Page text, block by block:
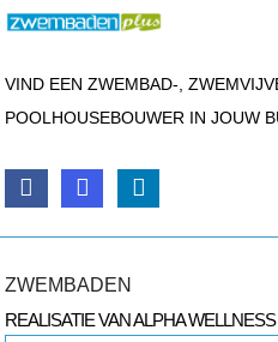
VIND EEN ZWEMBAD-,
POOLHOUSEBOUWER IN JOUW
ZWEMBADEN
REALISATIE VAN ALPHA